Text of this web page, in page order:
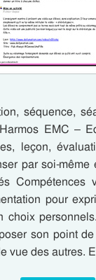
séquence,
EMC –
leçon,
par soi-même
Compétences
pour
son point
vue des autres.